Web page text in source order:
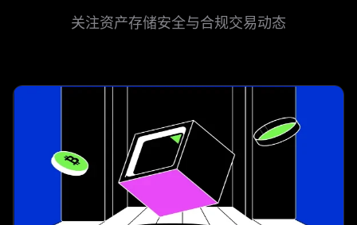
关注资产存储安全与合规交易动态